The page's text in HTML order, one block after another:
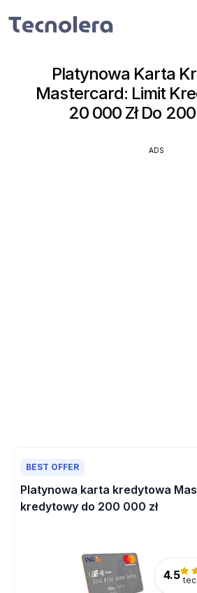
Platynowa Karta
Mastercard: Limit
20 000 Zł Do
ADS
BEST OFFER
Platynowa karta kredytowa
kredytowy do 200 000 zł
4.5